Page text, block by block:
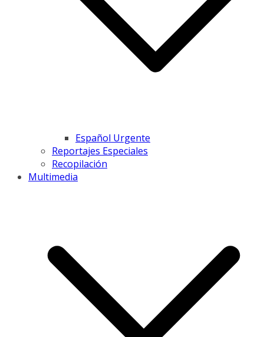
Español Urgente
Reportajes Especiales
Recopilación
Multimedia